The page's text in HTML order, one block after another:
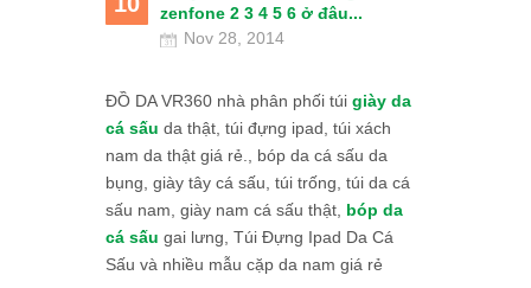
zenfone 2 3 4 5 6 ở đâu...
Nov 28, 2014
ĐỒ DA VR360 nhà phân phối túi giày da
cá sấu da thật, túi đựng ipad, túi xách
nam da thật giá rẻ., bóp da cá sấu da
bụng, giày tây cá sấu, túi trống, túi da cá
sấu nam, giày nam cá sấu thật, bóp da
cá sấu gai lưng, Túi Đựng Ipad Da Cá
Sấu và nhiều mẫu cặp da nam giá rẻ